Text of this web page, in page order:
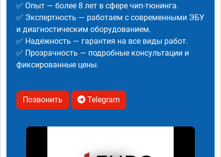
✅ Опыт — более 8 лет в сфере чип-тюнинга.
✅ Экспертность — работаем с современными ЭБУ
и диагностическим оборудованием.
✅ Надежность — гарантия на все виды работ.
✅ Прозрачность — подробные консультации и
фиксированные цены.
Позвонить Telegram